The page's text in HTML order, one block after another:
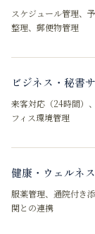
スケジュール管理、
整理、郵便物管理
ビジネス・秘書
来客対応（24時間）
フィス環境管理
健康・ウェルネ
服薬管理、通院付き
関との連携